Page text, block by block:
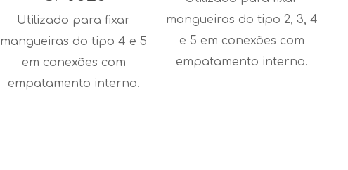
Utilizado para fixar
mangueiras do tipo 4 e 5
em conexões com
empatamento interno.
mangueiras do tipo 2, 3, 4
e 5 em conexões com
empatamento interno.